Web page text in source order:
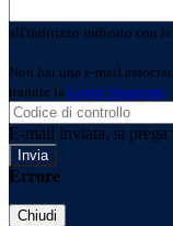
all'indirizzo indicato con le
Non hai una e-mail
tramite la Login Spaggiari
E-mail inviata, si
Errore
Chiudi